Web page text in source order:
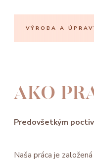
VÝROBA A
AKO
Predovšetkým
Naša práca je